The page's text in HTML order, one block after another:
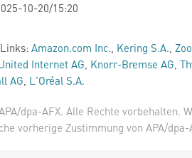
10-20/15:20
Amazon.com Inc., Kering S.A.,
Internet AG, Knorr-Bremse AG,
AG, L'Oréal S.A.
dpa-AFX. Alle Rechte vorbehalten.
vorherige Zustimmung von APA/